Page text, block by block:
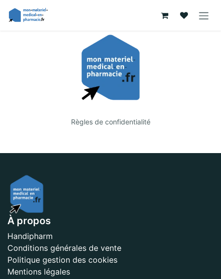
Se rendre au contenu
Règles de confidentialité
À propos
Handipharm
Conditions générales de vente
Politique gestion des cookies
Mentions légales